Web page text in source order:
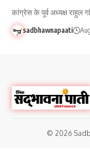
कांग्रेस के पूर्व अध्यक्ष राहुल
sadbhawnapaati
© 2026